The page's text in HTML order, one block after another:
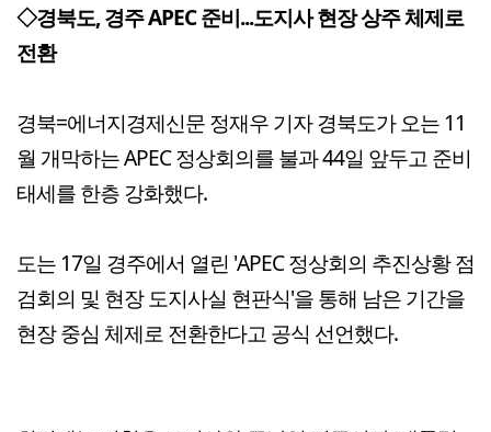
◇경북도, 경주 APEC 준비...도지사 현장 상주 체제로
전환
경북=에너지경제신문 정재우 기자 경북도가 오는 11
월 개막하는 APEC 정상회의를 불과 44일 앞두고 준비
태세를 한층 강화했다.
도는 17일 경주에서 열린 'APEC 정상회의 추진상황 점
검회의 및 현장 도지사실 현판식'을 통해 남은 기간을
현장 중심 체제로 전환한다고 공식 선언했다.